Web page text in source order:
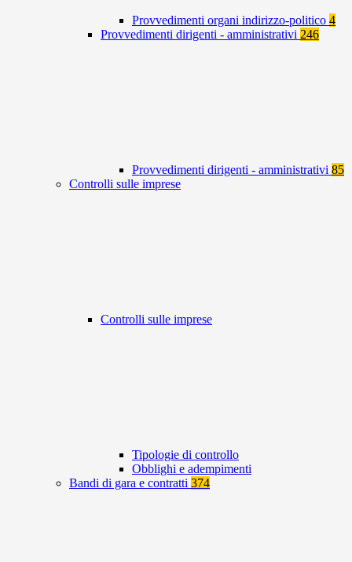
Provvedimenti organi indirizzo-politico 4
Provvedimenti dirigenti - amministrativi 246
Provvedimenti dirigenti - amministrativi 85
Controlli sulle imprese
Controlli sulle imprese
Tipologie di controllo
Obblighi e adempimenti
Bandi di gara e contratti 374